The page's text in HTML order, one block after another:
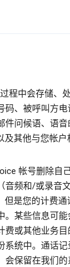
程中会存储、
、被呼叫方电
件问候语、语
其他与您帐户
帐号删除自
音频和/或录音
但是您的计费
。某些信息可
费或其他业务目
系统中。通话记
会保留在我们